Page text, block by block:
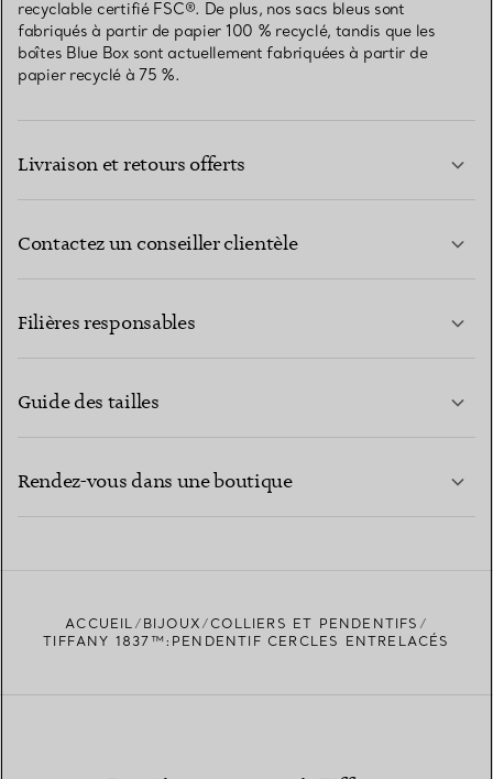
recyclable certifié FSC®. De plus, nos sacs bleus sont
fabriqués à partir de papier 100 % recyclé, tandis que les
boîtes Blue Box sont actuellement fabriquées à partir de
papier recyclé à 75 %.
Livraison et retours offerts
Contactez un conseiller clientèle
Filières responsables
Guide des tailles
Rendez-vous dans une boutique
TROUVEZ LA BOUTIQUE LA PLUS PROCHE
ACCUEIL BIJOUX
COLLIERS ET PENDENTIFS
TIFFANY 1837™:PENDENTIF CERCLES ENTRELACÉS